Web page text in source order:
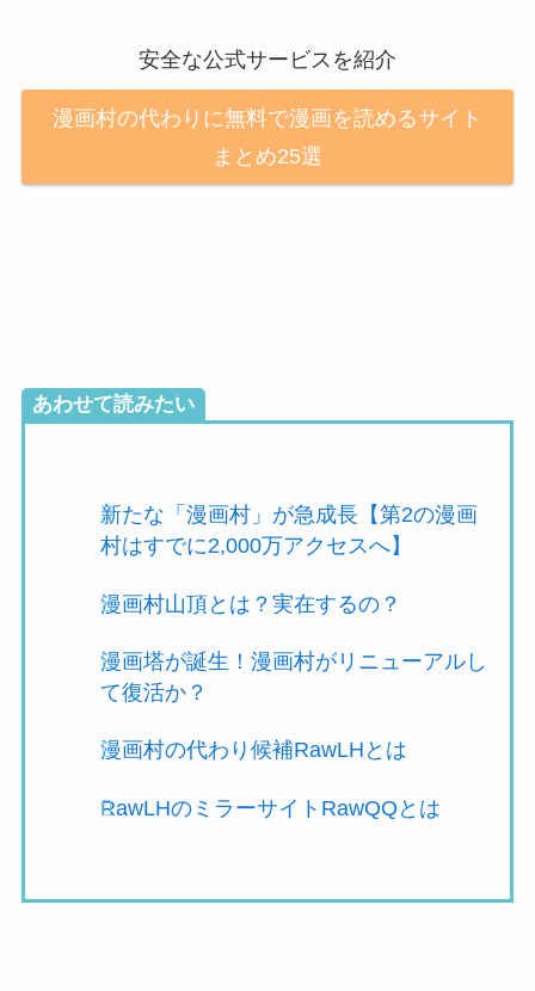
安全な公式サービスを紹介
漫画村の代わりに無料で漫画を読めるサイト
まとめ25選
あわせて読みたい
新たな「漫画村」が急成長【第2の漫画
村はすでに2,000万アクセスへ】
漫画村山頂とは？実在するの？
漫画塔が誕生！漫画村がリニューアルし
て復活か？
漫画村の代わり候補RawLHとは
RawLHのミラーサイトRawQQとは